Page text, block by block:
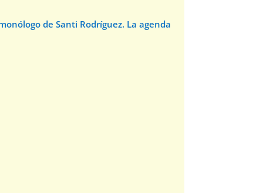
de Santi Rodríguez. La agenda